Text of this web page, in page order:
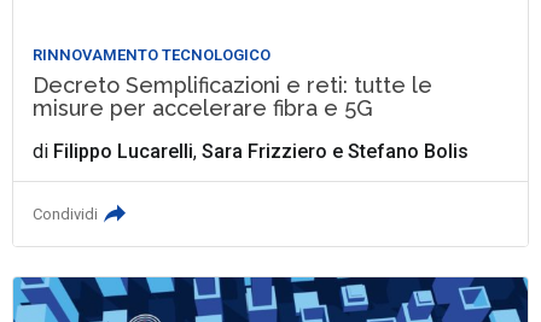
RINNOVAMENTO TECNOLOGICO
Decreto Semplificazioni e reti: tutte le
misure per accelerare fibra e 5G
di Filippo Lucarelli,Sara Frizziero eStefano Bolis
Condividi